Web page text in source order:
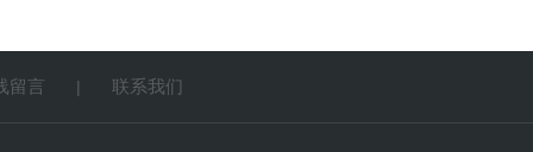
留言 | 联系我们